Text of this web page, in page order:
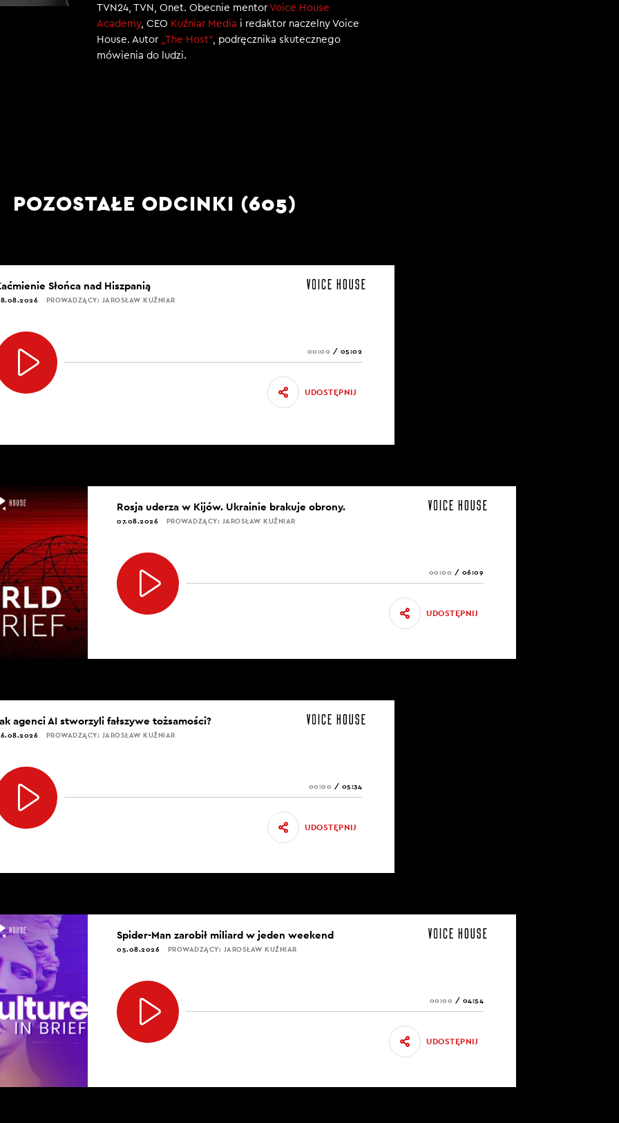
TVN24, TVN, Onet. Obecnie mentorVoice House
Academy, CEO Kuźniar Media i redaktor naczelny Voice
House. Autor „The Host”, podręcznika skutecznego
mówienia do ludzi.
POZOSTAŁE ODCINKI (605)
Słońca nad Hiszpanią
PROWADZĄCY: JAROSŁAW KUŹNIAR
00:00 / 05:02
UDOSTĘPNIJ
Rosja uderza w Kijów. Ukrainie brakuje obrony.
07.08.2026 PROWADZĄCY: JAROSŁAW KUŹNIAR
00:00 / 06:09
UDOSTĘPNIJ
agenci AI stworzyli fałszywe tożsamości?
PROWADZĄCY: JAROSŁAW KUŹNIAR
00:00 / 05:34
UDOSTĘPNIJ
Spider-Man zarobił miliard w jeden weekend
05.08.2026 PROWADZĄCY: JAROSŁAW KUŹNIAR
00:00 / 04:54
UDOSTĘPNIJ